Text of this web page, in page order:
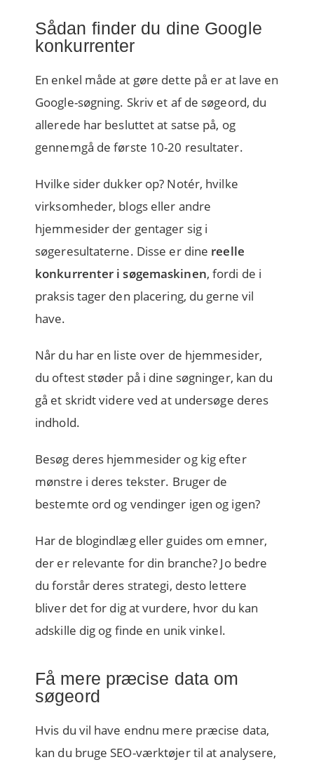
Sådan finder du dine Google
konkurrenter
En enkel måde at gøre dette på er at lave en
Google-søgning. Skriv et af de søgeord, du
allerede har besluttet at satse på, og
gennemgå de første 10-20 resultater.
Hvilke sider dukker op? Notér, hvilke
virksomheder, blogs eller andre
hjemmesider der gentager sig i
søgeresultaterne. Disse er dine reelle
konkurrenter i søgemaskinen, fordi de i
praksis tager den placering, du gerne vil
have.
Når du har en liste over de hjemmesider,
du oftest støder på i dine søgninger, kan du
gå et skridt videre ved at undersøge deres
indhold.
Besøg deres hjemmesider og kig efter
mønstre i deres tekster. Bruger de
bestemte ord og vendinger igen og igen?
Har de blogindlæg eller guides om emner,
der er relevante for din branche? Jo bedre
du forstår deres strategi, desto lettere
bliver det for dig at vurdere, hvor du kan
adskille dig og finde en unik vinkel.
Få mere præcise data om
søgeord
Hvis du vil have endnu mere præcise data,
kan du bruge SEO-værktøjer til at analysere,